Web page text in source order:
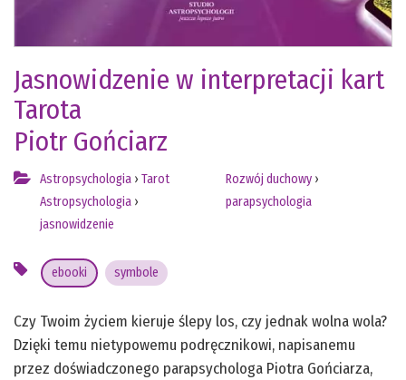
Jasnowidzenie w interpretacji kart
Tarota
Piotr Gońciarz
Astropsychologia › Tarot
Astropsychologia ›
jasnowidzenie
Rozwój duchowy›
parapsychologia
ebooki symbole
Czy Twoim życiem kieruje ślepy los, czy jednak wolna wola?
Dzięki temu nietypowemu podręcznikowi, napisanemu
przez doświadczonego parapsychologa Piotra Gońciarza,